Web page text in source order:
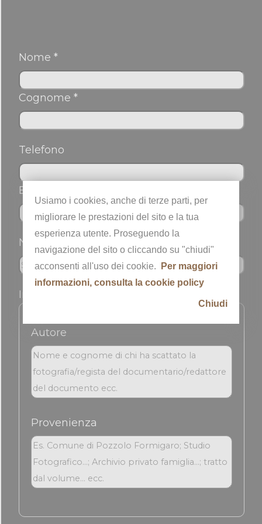
Nome *
Cognome *
Telefono
Email *
Nickname
Informazioni sull'immagine
Autore
Provenienza
Usiamo i cookies, anche di terze parti, per
migliorare le prestazioni del sito e la tua
esperienza utente. Proseguendo la
navigazione del sito o cliccando su "chiudi"
acconsenti all'uso dei cookie.
Per maggiori
informazioni, consulta la cookie policy
Chiudi